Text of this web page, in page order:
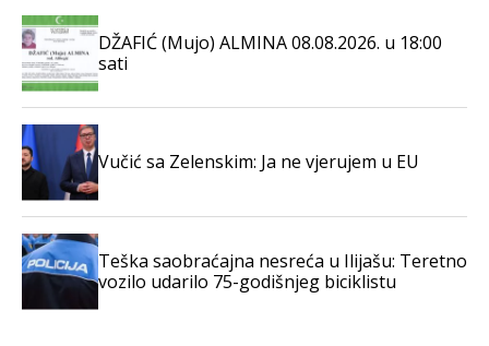
DŽAFIĆ (Mujo) ALMINA 08.08.2026. u 18:00
sati
Vučić sa Zelenskim: Ja ne vjerujem u EU
Teška saobraćajna nesreća u Ilijašu: Teretno
vozilo udarilo 75-godišnjeg biciklistu